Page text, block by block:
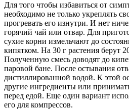
Для того чтобы избавиться от
необходимо не только укреплять
прогревать его изнутри. И нет
горячий чай или отвар. Для
сухие корни измельчают до
кипятком. На 30 г растения берут
Полученную смесь доводят до
паровой бане. После остывания
дистиллированной водой. К этой
другие ингредиенты или
перед едой. Еще один вариант
его для компрессов.